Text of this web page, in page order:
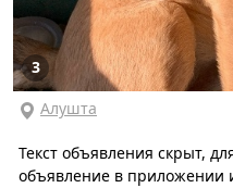
3
Алушта
Текст объявления скрыт,
объявление в приложении